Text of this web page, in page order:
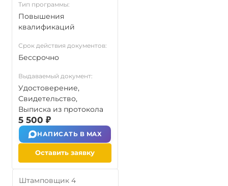
Тип программы:
Повышения
квалификаций
Срок действия документов:
Бессрочно
Выдаваемый документ:
Удостоверение,
Свидетельство,
Выписка из протокола
5 500 ₽
НАПИСАТЬ В MAX
Оставить заявку
Штамповщик 4